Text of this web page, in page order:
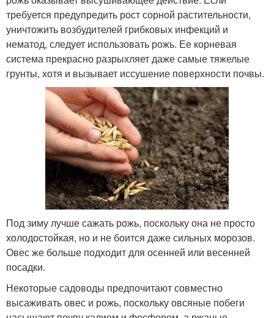
требуется предупредить рост сорной растительности,
уничтожить возбудителей грибковых инфекций и
нематод, следует использовать рожь. Ее корневая
система прекрасно разрыхляет даже самые тяжелые
грунты, хотя и вызывает иссушение поверхности почвы.
Под зиму лучше сажать рожь, поскольку она не просто
холодостойкая, но и не боится даже сильных морозов.
Овес же больше подходит для осенней или весенней
посадки.
Некоторые садоводы предпочитают совместно
высаживать овес и рожь, поскольку овсяные побеги